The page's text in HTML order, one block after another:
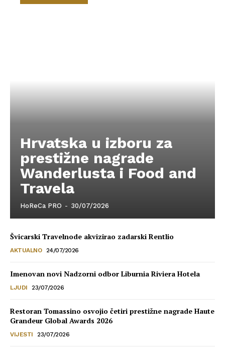
Hrvatska u izboru za
prestižne nagrade
Wanderlusta i Food and
Travela
HoReCa PRO - 30/07/2026
Švicarski Travelnode akvizirao zadarski Rentlio
AKTUALNO 24/07/2026
Imenovan novi Nadzorni odbor Liburnia Riviera Hotela
LJUDI 23/07/2026
Restoran Tomassino osvojio četiri prestižne nagrade Haute
Grandeur Global Awards 2026
VIJESTI 23/07/2026